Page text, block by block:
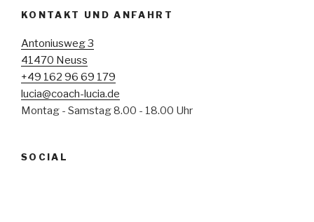
KONTAKT UND ANFAHRT
Antoniusweg 3
41470 Neuss
+49 162 96 69 179
lucia@coach-lucia.de
Montag - Samstag 8.00 - 18.00 Uhr
SOCIAL